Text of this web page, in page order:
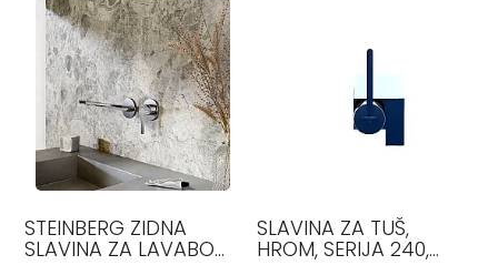
STEINBERG ZIDNA
SLAVINA ZA LAVABO
SLAVINA ZA TUŠ,
HROM, SERIJA 240,